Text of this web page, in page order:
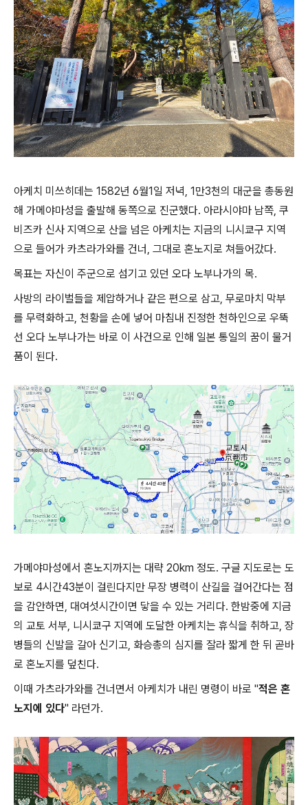
아케치 미쓰히데는 1582년 6월1일 저녁, 1만3천의 대군을 총동원
해 가메야마성을 출발해 동쪽으로 진군했다. 아라시야마 남쪽, 쿠
비즈카 신사 지역으로 산을 넘은 아케치는 지금의 니시쿄구 지역
으로 들어가 카츠라가와를 건너, 그대로 혼노지로 쳐들어갔다.
목표는 자신이 주군으로 섬기고 있던 오다 노부나가의 목.
사방의 라이벌들을 제압하거나 같은 편으로 삼고, 무로마치 막부
를 무력화하고, 천황을 손에 넣어 마침내 진정한 천하인으로 우뚝
선 오다 노부나가는 바로 이 사건으로 인해 일본 통일의 꿈이 물거
품이 된다.
가메야마성에서 혼노지까지는 대략 20km 정도. 구글 지도로는 도
보로 4시간43분이 걸린다지만 무장 병력이 산길을 걸어간다는 점
을 감안하면, 대여섯시간이면 닿을 수 있는 거리다. 한밤중에 지금
의 교토 서부, 니시쿄구 지역에 도달한 아케치는 휴식을 취하고, 장
병들의 신발을 갈아 신기고, 화승총의 심지를 잘라 짧게 한 뒤 곧바
로 혼노지를 덮친다.
이때 가츠라가와를 건너면서 아케치가 내린 명령이 바로 "적은 혼
노지에 있다" 라던가.